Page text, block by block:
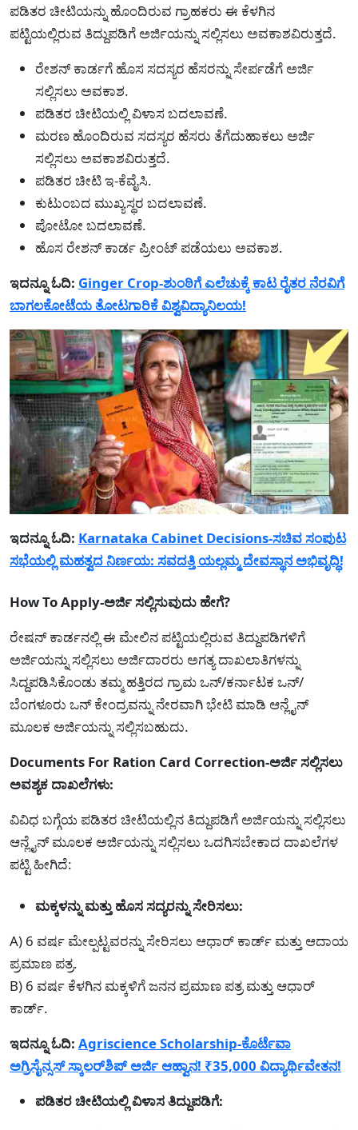
ಪಡಿತರ ಚೀಟಿಯನ್ನು ಹೊಂದಿರುವ ಗ್ರಾಹಕರು ಈ ಕೆಳಗಿನ
ಪಟ್ಟಿಯಲ್ಲಿರುವ ತಿದ್ದುಪಡಿಗೆ ಅರ್ಜಿಯನ್ನು ಸಲ್ಲಿಸಲು ಅವಕಾಶವಿರುತ್ತದೆ.
ರೇಶನ್ ಕಾರ್ಡಗೆ ಹೊಸ ಸದಸ್ಯರ ಹೆಸರನ್ನು ಸೇರ್ಪಡೆಗೆ ಅರ್ಜಿ
ಸಲ್ಲಿಸಲು ಅವಕಾಶ.
ಪಡಿತರ ಚೀಟಿಯಲ್ಲಿ ವಿಳಾಸ ಬದಲಾವಣೆ.
ಮರಣ ಹೊಂದಿರುವ ಸದಸ್ಯರ ಹೆಸರು ತೆಗೆದುಹಾಕಲು ಅರ್ಜಿ
ಸಲ್ಲಿಸಲು ಅವಕಾಶವಿರುತ್ತದೆ.
ಪಡಿತರ ಚೀಟಿ ಇ-ಕೆವೈಸಿ.
ಕುಟುಂಬದ ಮುಖ್ಯಸ್ಥರ ಬದಲಾವಣೆ.
ಪೋಟೋ ಬದಲಾವಣೆ.
ಹೊಸ ರೇಶನ್ ಕಾರ್ಡ ಪ್ರೀಂಟ್ ಪಡೆಯಲು ಅವಕಾಶ.
ಇದನ್ನೂ ಓದಿ: Ginger Crop-ಶುಂಠಿಗೆ ಎಲೆಚುಕ್ಕೆ ಕಾಟ ರೈತರ ನೆರವಿಗೆ
ಬಾಗಲಕೋಟೆಯ ತೋಟಗಾರಿಕೆ ವಿಶ್ವವಿದ್ಯಾನಿಲಯ!
ಇದನ್ನೂ ಓದಿ: Karnataka Cabinet Decisions-ಸಚಿವ ಸಂಪುಟ
ಸಭೆಯಲ್ಲಿ ಮಹತ್ವದ ನಿರ್ಣಯ: ಸವದತ್ತಿ ಯಲ್ಲಮ್ಮ ದೇವಸ್ಥಾನ ಅಭಿವೃದ್ಧಿ!
How To Apply-ಅರ್ಜಿ ಸಲ್ಲಿಸುವುದು ಹೇಗೆ?
ರೇಷನ್ ಕಾರ್ಡನಲ್ಲಿ ಈ ಮೇಲಿನ ಪಟ್ಟಿಯಲ್ಲಿರುವ ತಿದ್ದುಪಡಿಗಳಿಗೆ
ಅರ್ಜಿಯನ್ನು ಸಲ್ಲಿಸಲು ಅರ್ಜಿದಾರರು ಅಗತ್ಯ ದಾಖಲಾತಿಗಳನ್ನು
ಸಿದ್ದಪಡಿಸಿಕೊಂಡು ತಮ್ಮ ಹತ್ತಿರದ ಗ್ರಾಮ ಒನ್/ಕರ್ನಾಟಕ ಒನ್/
ಬೆಂಗಳೂರು ಒನ್ ಕೇಂದ್ರವನ್ನು ನೇರವಾಗಿ ಭೇಟಿ ಮಾಡಿ ಆನ್ಲೈನ್
ಮೂಲಕ ಅರ್ಜಿಯನ್ನು ಸಲ್ಲಿಸಬಹುದು.
Documents For Ration Card Correction-ಅರ್ಜಿ ಸಲ್ಲಿಸಲು
ಅವಶ್ಯಕ ದಾಖಲೆಗಳು:
ವಿವಿಧ ಬಗ್ಗೆಯ ಪಡಿತರ ಚೀಟಿಯಲ್ಲಿನ ತಿದ್ದುಪಡಿಗೆ ಅರ್ಜಿಯನ್ನು ಸಲ್ಲಿಸಲು
ಆನ್ಲೈನ್ ಮೂಲಕ ಅರ್ಜಿಯನ್ನು ಸಲ್ಲಿಸಲು ಒದಗಿಸಬೇಕಾದ ದಾಖಲೆಗಳ
ಪಟ್ಟಿ ಹೀಗಿದೆ:
ಮಕ್ಕಳನ್ನು ಮತ್ತು ಹೊಸ ಸದ್ಯರನ್ನು ಸೇರಿಸಲು:
A) 6 ವರ್ಷ ಮೇಲ್ಪಟ್ಟವರನ್ನು ಸೇರಿಸಲು ಆಧಾರ್ ಕಾರ್ಡ್ ಮತ್ತು ಆದಾಯ
ಪ್ರಮಾಣ ಪತ್ರ.
B) 6 ವರ್ಷ ಕೆಳಗಿನ ಮಕ್ಕಳಿಗೆ ಜನನ ಪ್ರಮಾಣ ಪತ್ರ ಮತ್ತು ಆಧಾರ್
ಕಾರ್ಡ್.
ಇದನ್ನೂ ಓದಿ: Agriscience Scholarship-ಕೊರ್ಟೆವಾ
ಅಗ್ರಿಸೈನ್ಸಸ್ ಸ್ಕಾಲರ್‌ಶಿಪ್ ಅರ್ಜಿ ಆಹ್ವಾನ! ₹35,000 ವಿದ್ಯಾರ್ಥಿವೇತನ!
ಪಡಿತರ ಚೀಟಿಯಲ್ಲಿ ವಿಳಾಸ ತಿದ್ದುಪಡಿಗೆ: